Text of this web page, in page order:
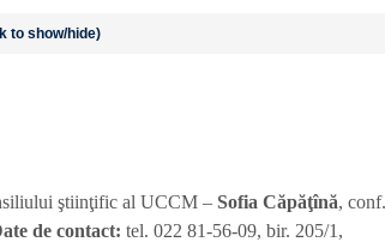
to show/hide)
ştiinţific al UCCM – Sofia Căpăţînă,
de contact: tel. 022 81-56-09, bir. 205/1,